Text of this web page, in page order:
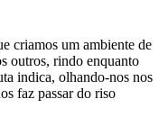
criamos um ambiente de
outros, rindo enquanto
indica, olhando-nos nos
faz passar do riso